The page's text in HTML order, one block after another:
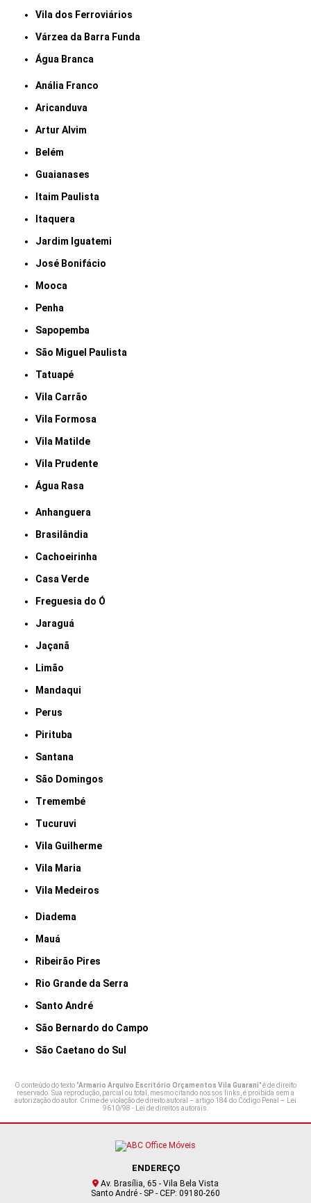
Vila dos Ferroviários
Várzea da Barra Funda
Água Branca
Anália Franco
Aricanduva
Artur Alvim
Belém
Guaianases
Itaim Paulista
Itaquera
Jardim Iguatemi
José Bonifácio
Mooca
Penha
Sapopemba
São Miguel Paulista
Tatuapé
Vila Carrão
Vila Formosa
Vila Matilde
Vila Prudente
Água Rasa
Anhanguera
Brasilândia
Cachoeirinha
Casa Verde
Freguesia do Ó
Jaraguá
Jaçanã
Limão
Mandaqui
Perus
Pirituba
Santana
São Domingos
Tremembé
Tucuruvi
Vila Guilherme
Vila Maria
Vila Medeiros
Diadema
Mauá
Ribeirão Pires
Rio Grande da Serra
Santo André
São Bernardo do Campo
São Caetano do Sul
O conteúdo do texto "Armario Arquivo Escritório Orçamentos Vila Guarani" é de direito
reservado. Sua reprodução, parcial ou total, mesmo citando nossos links, é proibida sem a
autorização do autor. Crime de violação de direito autoral – artigo 184 do Código Penal – Lei
9610/98 - Lei de direitos autorais.
ENDEREÇO
Av. Brasília, 65 - Vila Bela Vista
Santo André - SP - CEP: 09180-260